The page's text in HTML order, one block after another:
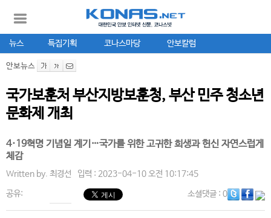
뉴스 특집기획 코나스마당 안보칼럼
안보뉴스
국가보훈처 부산지방보훈청, 부산 민주 청소년
문화제 개최
4·19혁명 기념일 계기…국가를 위한 고귀한 희생과 헌신 자연스럽게
체감
Written by. 최경선 입력 : 2023-04-10 오전 10:17:45
공유: 소셜댓글: 0